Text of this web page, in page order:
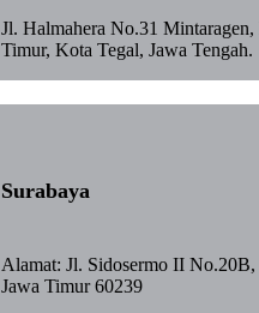
Jl. Halmahera No.31 Mintaragen,
Timur, Kota Tegal, Jawa Tengah.
Surabaya
Alamat: Jl. Sidosermo II No.20B,
Jawa Timur 60239